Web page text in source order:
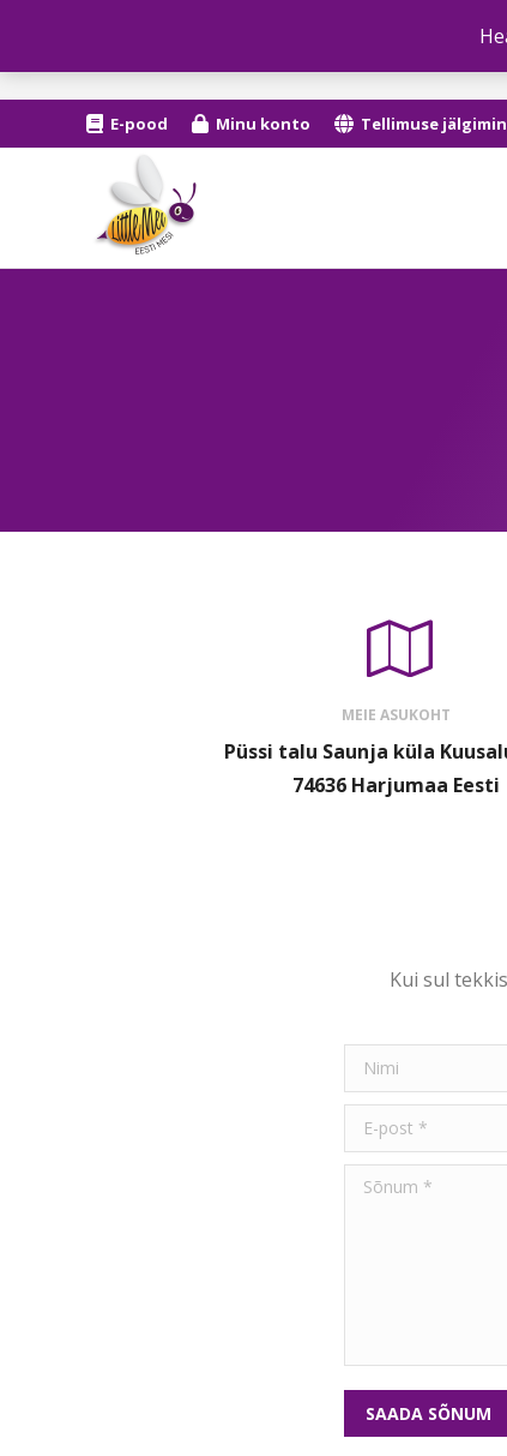
E-pood Minu konto Tellimuse
MEIE ASUKOHT
Püssi talu Saunja küla
74636 Harjumaa Eesti
Kui sul
Nimi
E-post *
Sõnum *
SAADA SÕNUM